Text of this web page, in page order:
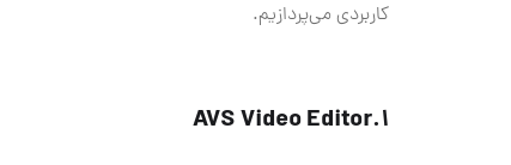
کاربردی می‌پردازیم.
1.AVS Video Editor